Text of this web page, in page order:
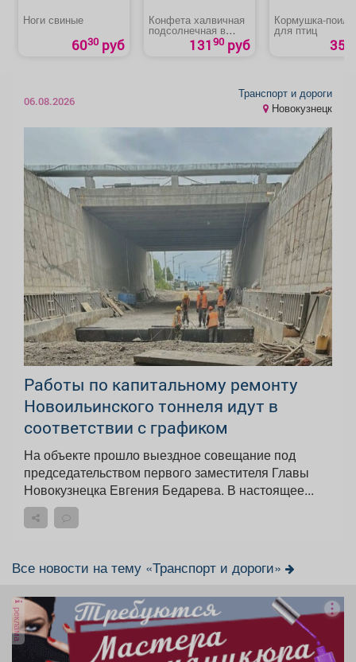
Ноги свиные
6030 руб
Конфета халвичная
подсолнечная в
глазури 13190 руб
Кормушка-
для птиц
35
06.08.2026
Транспорт и дороги
Новокузнецк
Работы по капитальному ремонту
Новоильинского тоннеля идут в
соответствии с графиком
На объекте прошло выездное совещание под
председательством первого заместителя Главы
Новокузнецка Евгения Бедарева. В настоящее...
Все новости на тему «Транспорт и дороги»
реклама